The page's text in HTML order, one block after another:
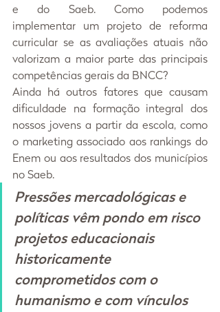
e do Saeb. Como podemos
implementar um projeto de reforma
curricular se as avaliações atuais não
valorizam a maior parte das principais
competências gerais da BNCC?
Ainda há outros fatores que causam
dificuldade na formação integral dos
nossos jovens a partir da escola, como
o marketing associado aos rankings do
Enem ou aos resultados dos municípios
no Saeb.
Pressões mercadológicas e
políticas vêm pondo em risco
projetos educacionais
historicamente
comprometidos com o
humanismo e com vínculos